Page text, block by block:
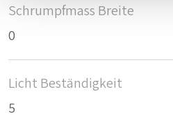
Schrumpfmass Breite
0
Licht Beständigkeit
5